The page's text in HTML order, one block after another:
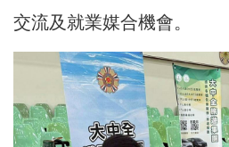
交流及就業媒合機會。